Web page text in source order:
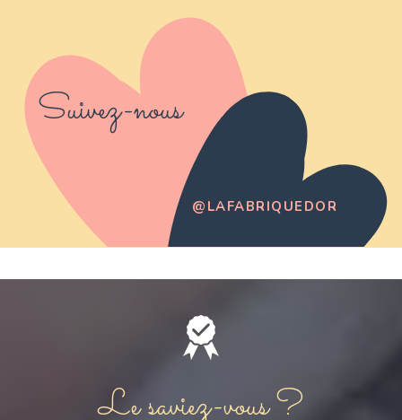
Suivez-nous
@LAFABRIQUEDOR
Le saviez-vous ?